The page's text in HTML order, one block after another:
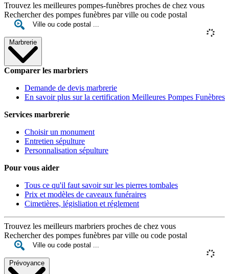
Trouvez les meilleures pompes-funèbres proches de chez vous
Rechercher des pompes funèbres par ville ou code postal
Marbrerie
Comparer les marbriers
Demande de devis marbrerie
En savoir plus sur la certification Meilleures Pompes Funèbres
Services marbrerie
Choisir un monument
Entretien sépulture
Personnalisation sépulture
Pour vous aider
Tous ce qu'il faut savoir sur les pierres tombales
Prix et modèles de caveaux funéraires
Cimetières, législiation et réglement
Trouvez les meilleurs marbriers proches de chez vous
Rechercher des pompes funèbres par ville ou code postal
Prévoyance